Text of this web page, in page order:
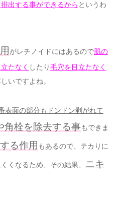
出する事ができるから というわ
がレチノイドにはあるので肌の
たなく したり毛穴を目立たなく
いですよね。
表面の部分もドンドン剥がれて
角栓を除去する事もできま
る作用 もあるので、テカりに
くなるため、その結果、 ニキ